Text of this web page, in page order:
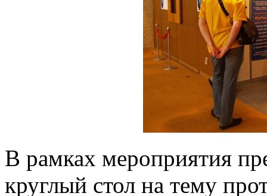
В рамках мероприятия
круглый стол на тему